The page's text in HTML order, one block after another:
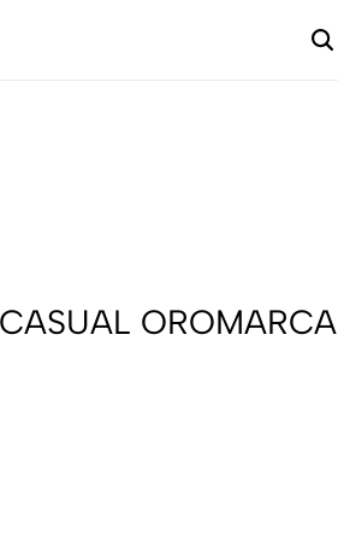
OROMARCA